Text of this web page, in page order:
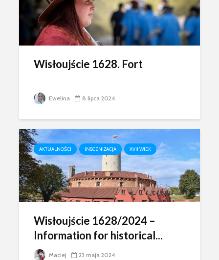
Wisłoujście 1628. Fort
Ewelina 8 lipca 2024
AKTUALNOŚCI INSCENIZACJA XVII WIEK
Wisłoujście 1628/2024 –
Information for historical...
Maciej 23 maja 2024